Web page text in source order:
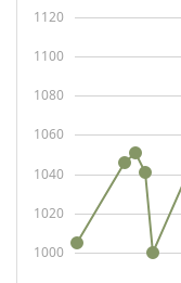
1000
1020
1040
1060
1080
1100
1120